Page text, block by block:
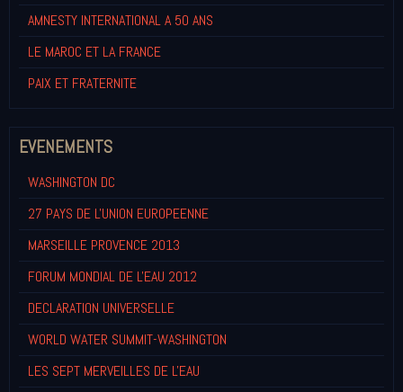
AMNESTY INTERNATIONAL A 50 ANS
LE MAROC ET LA FRANCE
PAIX ET FRATERNITE
EVENEMENTS
WASHINGTON DC
27 PAYS DE L'UNION EUROPEENNE
MARSEILLE PROVENCE 2013
FORUM MONDIAL DE L'EAU 2012
DECLARATION UNIVERSELLE
WORLD WATER SUMMIT-WASHINGTON
LES SEPT MERVEILLES DE L'EAU